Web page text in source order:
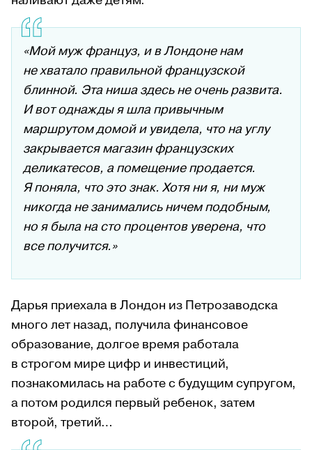
«Мой муж француз, и в Лондоне нам
не хватало правильной французской
блинной. Эта ниша здесь не очень развита.
И вот однажды я шла привычным
маршрутом домой и увидела, что на углу
закрывается магазин французских
деликатесов, а помещение продается.
Я поняла, что это знак. Хотя ни я, ни муж
никогда не занимались ничем подобным,
но я была на сто процентов уверена, что
все получится.»
Дарья приехала в Лондон из Петрозаводска
много лет назад, получила финансовое
образование, долгое время работала
в строгом мире цифр и инвестиций,
познакомилась на работе с будущим супругом,
а потом родился первый ребенок, затем
второй, третий…